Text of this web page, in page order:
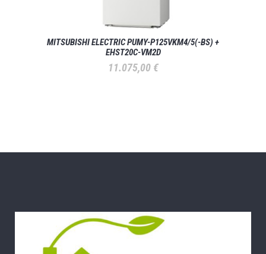
MITSUBISHI ELECTRIC PUMY-P125VKM4/5(-BS) +
EHST20C-VM2D
11.075,00 €